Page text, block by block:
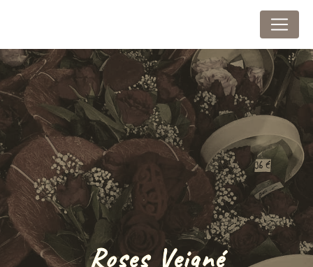
Roses Veigné